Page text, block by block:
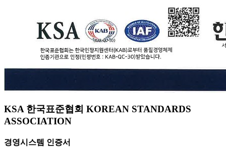
KSA 한국표준협회 KOREAN STANDARDS
ASSOCIATION
경영시스템 인증서